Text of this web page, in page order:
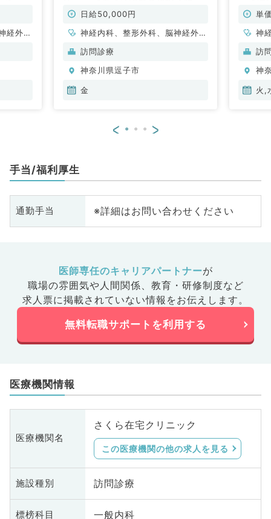
経外
／非常勤)
日給50,000円
神経内科、整形外科、脳神経外
科、心臓血管外科、一般内科、循
科、内分泌・代謝内科、腎臓内
科、老年内科、血液内科、外科系
訪問診療
神奈川県逗子市
金
系／非
単
神
科
科
科
訪
神
火,
< >
手当/福利厚生
通勤手当 ※詳細はお問い合わせください
医師専任のキャリアパートナーが
職場の雰囲気や人間関係、 教育・研修制度など
求人票に掲載されていない情報をお伝えします。
無料転職サポートを利用する
医療機関情報
医療機関名
さくら在宅クリニック
この医療機関の他の求人を見る
施設種別 訪問診療
標榜科目 一般内科